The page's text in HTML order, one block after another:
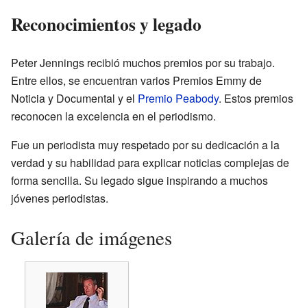
Reconocimientos y legado
Peter Jennings recibió muchos premios por su trabajo.
Entre ellos, se encuentran varios Premios Emmy de
Noticia y Documental y el Premio Peabody. Estos premios
reconocen la excelencia en el periodismo.
Fue un periodista muy respetado por su dedicación a la
verdad y su habilidad para explicar noticias complejas de
forma sencilla. Su legado sigue inspirando a muchos
jóvenes periodistas.
Galería de imágenes